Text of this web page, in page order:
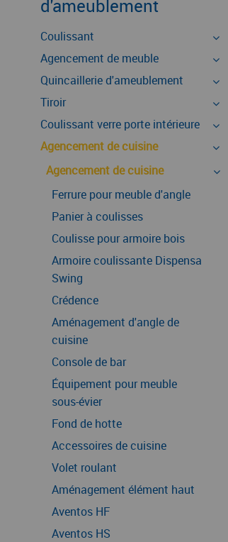
d'ameublement
Coulissant
Agencement de meuble
Quincaillerie d'ameublement
Tiroir
Coulissant verre porte intérieure
Agencement de cuisine
Agencement de cuisine
Ferrure pour meuble d'angle
Panier à coulisses
Coulisse pour armoire bois
Armoire coulissante Dispensa
Swing
Crédence
Aménagement d'angle de
cuisine
Console de bar
Équipement pour meuble
sous-évier
Fond de hotte
Accessoires de cuisine
Volet roulant
Aménagement élément haut
Aventos HF
Aventos HS